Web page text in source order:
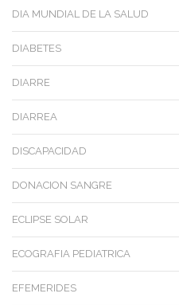
DIA MUNDIAL DE LA SALUD
DIABETES
DIARRE
DIARREA
DISCAPACIDAD
DONACION SANGRE
ECLIPSE SOLAR
ECOGRAFIA PEDIATRICA
EFEMERIDES